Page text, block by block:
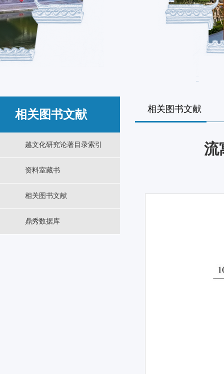
相关图书文献
越文化研究论著目录索引
资料室藏书
相关图书文献
鼎秀数据库
相关图书文献
流